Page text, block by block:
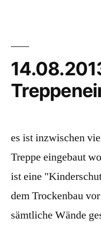
es ist inzwischen
Treppe eingebaut
ist eine
dem Trockenbau
sämtliche Wände